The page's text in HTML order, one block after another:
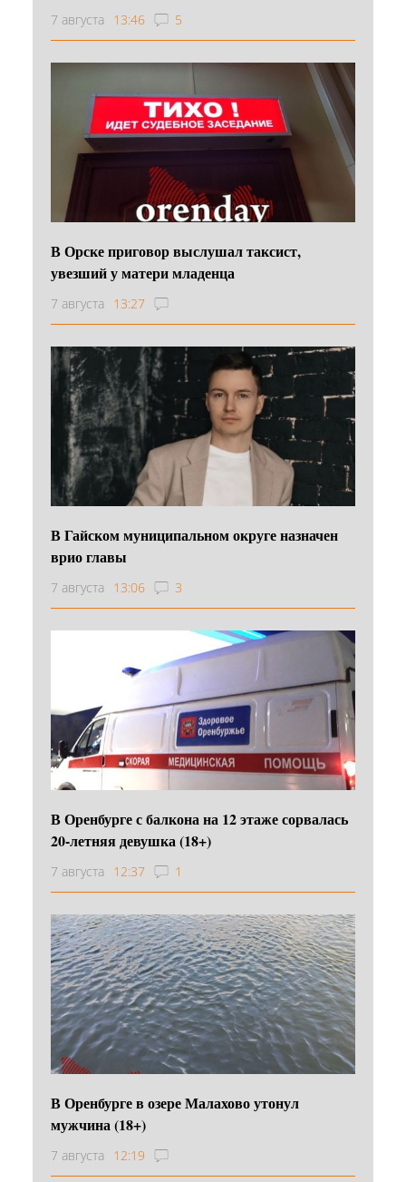
7 августа 13:46 5
В Орске приговор выслушал таксист,
увезший у матери младенца
7 августа 13:27
В Гайском муниципальном округе назначен
врио главы
7 августа 13:06 3
В Оренбурге с балкона на 12 этаже сорвалась
20-летняя девушка (18+)
7 августа 12:37 1
В Оренбурге в озере Малахово утонул
мужчина (18+)
7 августа 12:19